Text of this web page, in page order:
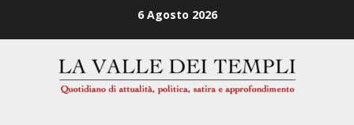
6 Agosto 2026